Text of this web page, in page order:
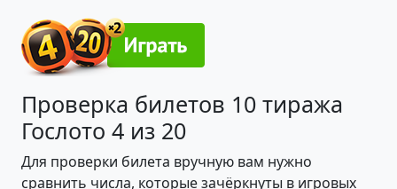
Проверка билетов 10 тиража
Гослото 4 из 20
Для проверки билета вручную вам нужно
сравнить числа, которые зачёркнуты в игровых